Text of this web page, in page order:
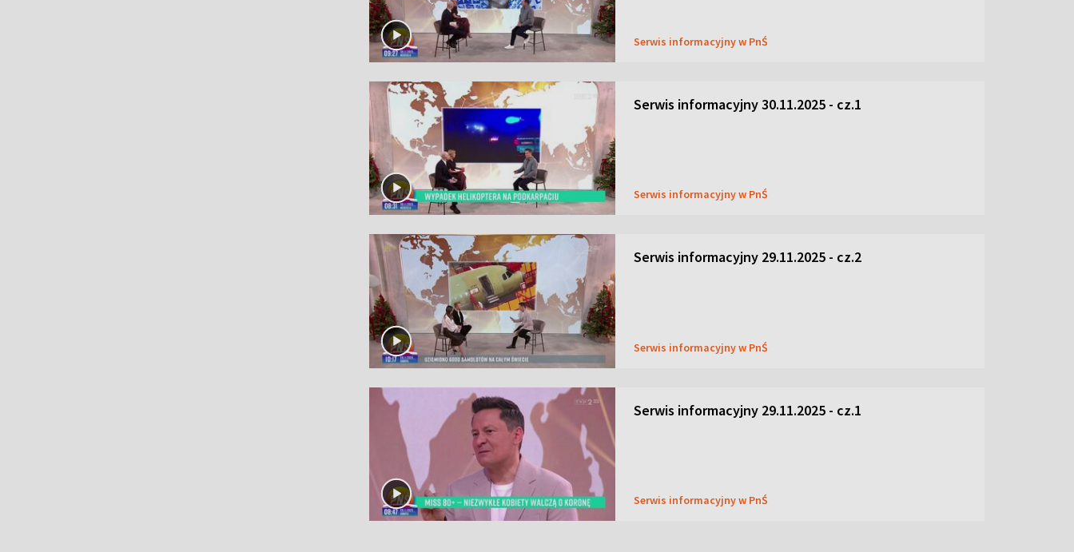
Serwis informacyjny w PnŚ
Serwis informacyjny 30.11.2025 - cz.1
Serwis informacyjny w PnŚ
Serwis informacyjny 29.11.2025 - cz.2
Serwis informacyjny w PnŚ
Serwis informacyjny 29.11.2025 - cz.1
Serwis informacyjny w PnŚ